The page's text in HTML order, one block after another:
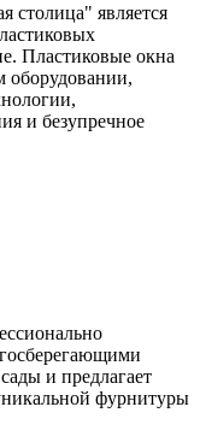
столица" является
Пластиковые окна
оборудовании,
и безупречное
и предлагает
фурнитуры